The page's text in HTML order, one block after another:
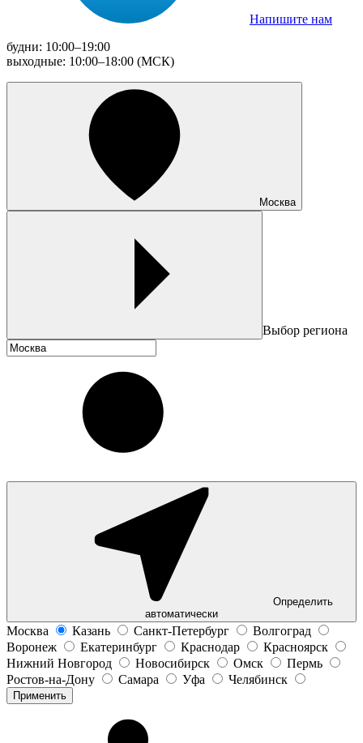
Напишите нам
будни: 10:00–19:00
выходные: 10:00–18:00 (МСК)
Москва
Выбор региона
Определить
автоматически
Москва Казань Санкт-Петербург
Волгоград
Воронеж
Екатеринбург Краснодар
Красноярск
Нижний Новгород
Новосибирск Омск
Пермь
Ростов-на-Дону
Самара Уфа Челябинск
Применить